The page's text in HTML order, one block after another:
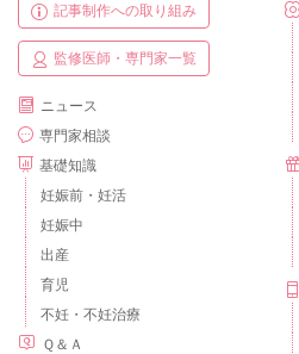
記事制作への取り組み
監修医師・専門家一覧
ニュース
専門家相談
基礎知識
妊娠前・妊活
妊娠中
出産
育児
不妊・不妊治療
Ｑ＆Ａ